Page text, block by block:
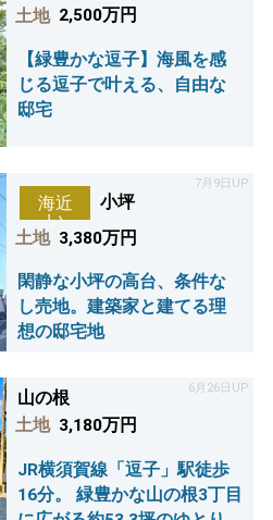
土地 2,500万円
【緑豊かな逗子】海風を感
じる逗子で叶える、自由な
邸宅
7月9日UP
海近
い
小坪
土地 3,380万円
閑静な小坪の高台、条件な
し売地。建築家と建てる理
想の邸宅地
6月26日UP
山の根
土地 3,180万円
JR横須賀線「逗子」駅徒歩
16分。 緑豊かな山の根3丁目